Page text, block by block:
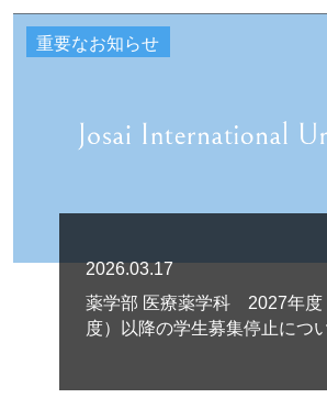
重要なお知らせ
2026.03.17
薬学部 医療薬学科 2027年度
度）以降の学生募集停止につ